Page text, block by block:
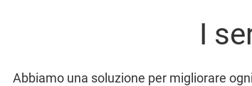
I
Abbiamo una soluzione per migliorare